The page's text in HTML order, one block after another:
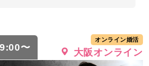
〜
オンライン婚活
大阪オンライン